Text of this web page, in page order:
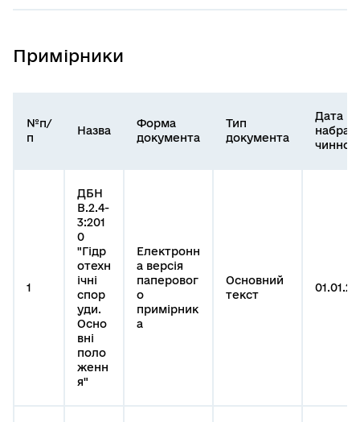
Примірники
№п/
п
Назва
Форма
документа
Тип
документа
Дата
1
ДБН
В.2.4-
3:201
0
"Гідр
отехн
ічні
спор
уди.
Осно
вні
поло
женн
я"
Електронн
а версія
паперовог
о
примірник
а
Основний
текст